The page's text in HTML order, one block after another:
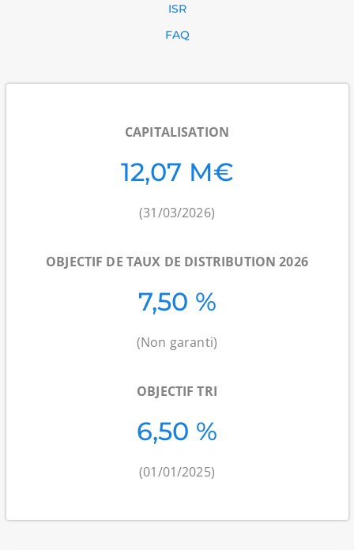
ISR
FAQ
CAPITALISATION
12,07 M€
(31/03/2026)
OBJECTIF DE TAUX DE DISTRIBUTION 2026
7,50 %
(Non garanti)
OBJECTIF TRI
6,50 %
(01/01/2025)